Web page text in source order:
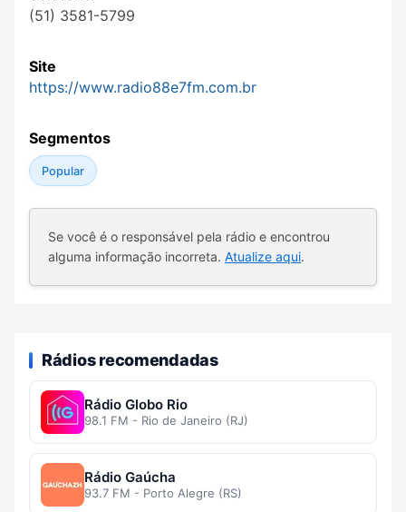
(51) 3581-5799
Site
https://www.radio88e7fm.com.br
Segmentos
Popular
Se você é o responsável pela rádio e encontrou
alguma informação incorreta. Atualize aqui.
Rádios recomendadas
Rádio Globo Rio
98.1 FM - Rio de Janeiro (RJ)
Rádio Gaúcha
93.7 FM - Porto Alegre (RS)